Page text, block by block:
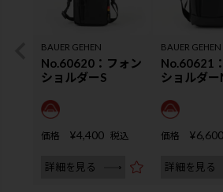
BAUER GEHEN
No.60620：フォン
ショルダーS
価格 ¥4,400 税込
詳細を見る
BAUER GEHEN
No.60621
ショルダー
価格 ¥6,600
詳細を見る